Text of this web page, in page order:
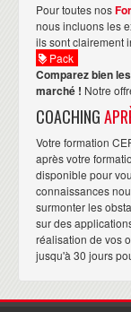
Pour toutes nos
nous incluons les
ils sont clairement
Pack
Comparez bien
marché ! Notre
COACHING
Votre formation
après votre
disponible pour
connaissances
surmonter les
sur des
réalisation de vos
jusqu'à 30 jours